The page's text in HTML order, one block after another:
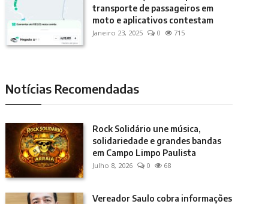
transporte de passageiros em
moto e aplicativos contestam
Janeiro 23, 2025 0 715
Notícias Recomendadas
Rock Solidário une música,
solidariedade e grandes bandas
em Campo Limpo Paulista
Julho 8, 2026 0 68
Vereador Saulo cobra informações